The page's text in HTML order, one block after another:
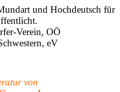
und Hochdeutsch für
Verein, OÖ
eV
von